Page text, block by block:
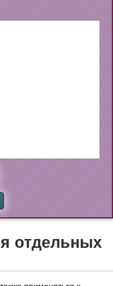
отдельных